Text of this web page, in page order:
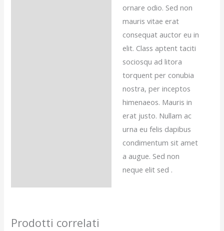
ornare odio. Sed non
mauris vitae erat
consequat auctor eu in
elit. Class aptent taciti
sociosqu ad litora
torquent per conubia
nostra, per inceptos
himenaeos. Mauris in
erat justo. Nullam ac
urna eu felis dapibus
condimentum sit amet
a augue. Sed non
neque elit sed .
Prodotti correlati